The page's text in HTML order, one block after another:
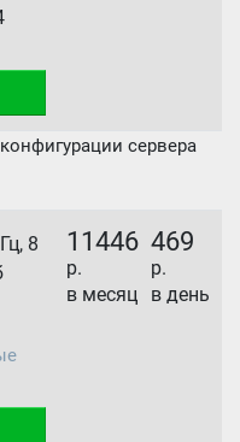
сервера
8
11446
р.
в месяц
469
р.
в день